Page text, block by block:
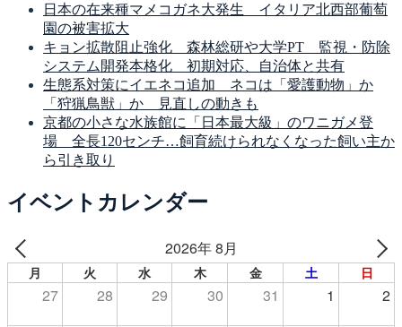
日本の在来種マメコガネ大発生 イタリア北西部葡萄
園の被害拡大
キョン拡散阻止強化 森林総研や大学PT 監視・防除
システム開発本格化 初期対応、自治体と共有
生態系対策にイエネコ追加 ネコは「愛護動物」か
「狩猟鳥獣」か 見直しの動きも
京都の小さな水族館に「日本最大級」のワニガメ登
場 全長120センチ…飼育続けられなくなった飼い主か
ら引き取り
イベントカレンダー
2026年 8月
月 火 水 木 金 土 日
27 28 29 30 31 1 2